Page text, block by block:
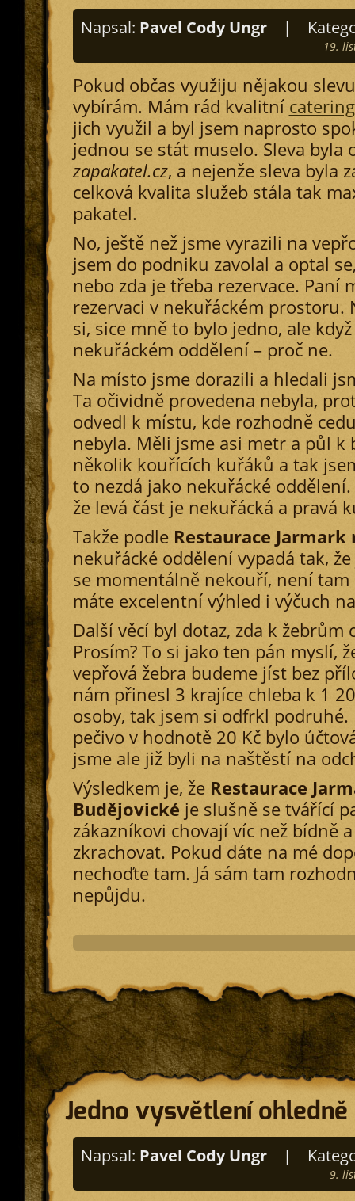
Napsal: Pavel Cody Ungr |
19.
Pokud občas využiju nějakou
vybírám. Mám rád kvalitní catering
jich využil a byl jsem naprosto
jednou se stát muselo. Sleva byla
zapakatel.cz, a nejenže sleva byla
celková kvalita služeb stála tak
pakatel.
No, ještě než jsme vyrazili na
jsem do podniku zavolal a optal
nebo zda je třeba rezervace. Paní
rezervaci v nekuřáckém prostoru.
si, sice mně to bylo jedno, ale
nekuřáckém oddělení – proč ne.
Na místo jsme dorazili a hledali
Ta očividně provedena nebyla,
odvedl k místu, kde rozhodně
nebyla. Měli jsme asi metr a půl k
několik kouřících kuřáků a tak
to nezdá jako nekuřácké
že levá část je nekuřácká a pravá
Takže podle Restaurace
nekuřácké oddělení vypadá tak,
se momentálně nekouří, není tam
máte excelentní výhled i výčuch
Další věcí byl dotaz, zda k žebrům
Prosím? To si jako ten pán myslí,
vepřová žebra budeme jíst bez
nám přinesl 3 krajíce chleba k 1
osoby, tak jsem si odfrkl podruhé.
pečivo v hodnotě 20 Kč bylo
jsme ale již byli na naštěstí na
Výsledkem je, že Restaurace
Budějovické je slušně se tvářící
zákazníkovi chovají víc než bídně
zkrachovat. Pokud dáte na mé
nechoďte tam. Já sám tam
nepůjdu.
Jedno vysvětlení ohledně
Napsal: Pavel Cody Ungr |
9.